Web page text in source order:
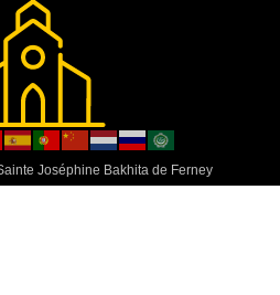
Joséphine Bakhita de Ferney